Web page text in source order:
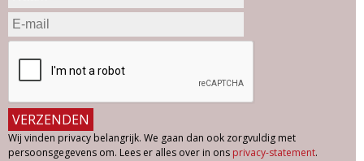
Wij vinden privacy belangrijk. We gaan dan ook zorgvuldig met
persoonsgegevens om. Lees er alles over in ons privacy-statement.